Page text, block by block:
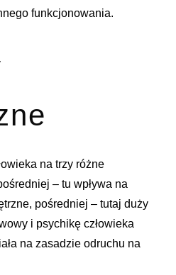
funkcjonowania.
na trzy różne
– tu wpływa na
pośredniej – tutaj duży
i psychikę człowieka
na zasadzie odruchu na